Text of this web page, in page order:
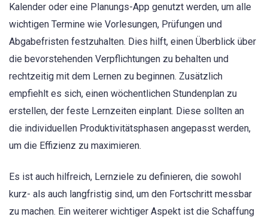
Kalender oder eine Planungs-App genutzt werden, um alle
wichtigen Termine wie Vorlesungen, Prüfungen und
Abgabefristen festzuhalten. Dies hilft, einen Überblick über
die bevorstehenden Verpflichtungen zu behalten und
rechtzeitig mit dem Lernen zu beginnen. Zusätzlich
empfiehlt es sich, einen wöchentlichen Stundenplan zu
erstellen, der feste Lernzeiten einplant. Diese sollten an
die individuellen Produktivitätsphasen angepasst werden,
um die Effizienz zu maximieren.
Es ist auch hilfreich, Lernziele zu definieren, die sowohl
kurz- als auch langfristig sind, um den Fortschritt messbar
zu machen. Ein weiterer wichtiger Aspekt ist die Schaffung